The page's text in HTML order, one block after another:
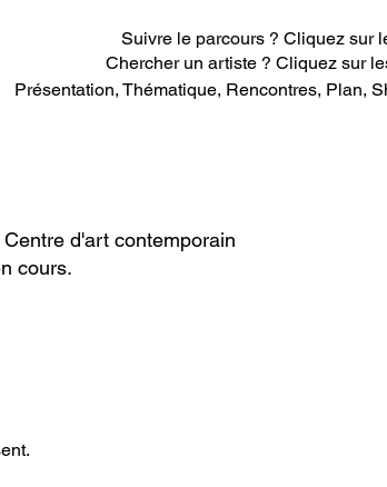
Suivre le parcours ? Cliquez sur
Chercher un artiste ? Cliquez sur
Présentation, Thématique, Rencontres, Plan,
d'art contemporain
cours.